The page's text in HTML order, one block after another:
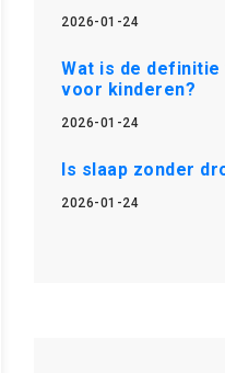
2026-01-24
Wat is de
voor kinderen?
2026-01-24
Is slaap zonder
2026-01-24